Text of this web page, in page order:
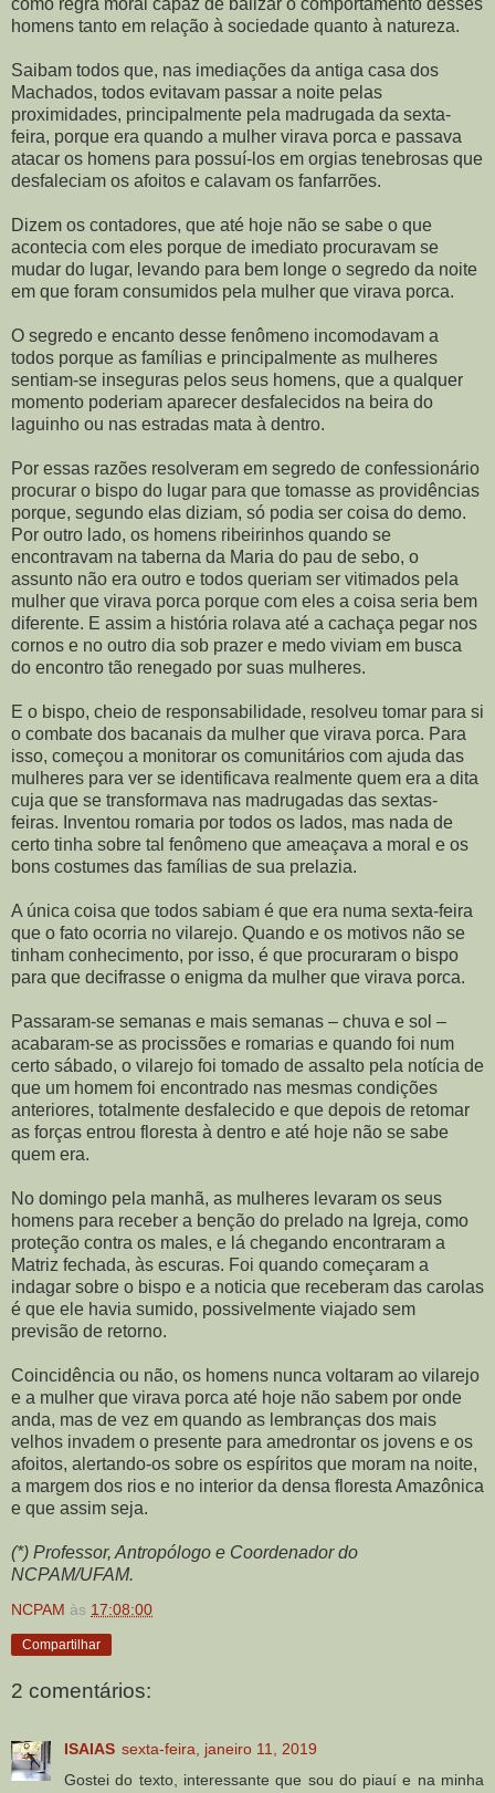
homens tanto em relação à sociedade quanto à natureza.
Saibam todos que, nas imediações da antiga casa dos
Machados, todos evitavam passar a noite pelas
proximidades, principalmente pela madrugada da sexta-
feira, porque era quando a mulher virava porca e passava
atacar os homens para possuí-los em orgias tenebrosas que
desfaleciam os afoitos e calavam os fanfarrões.
Dizem os contadores, que até hoje não se sabe o que
acontecia com eles porque de imediato procuravam se
mudar do lugar, levando para bem longe o segredo da noite
em que foram consumidos pela mulher que virava porca.
O segredo e encanto desse fenômeno incomodavam a
todos porque as famílias e principalmente as mulheres
sentiam-se inseguras pelos seus homens, que a qualquer
momento poderiam aparecer desfalecidos na beira do
laguinho ou nas estradas mata à dentro.
Por essas razões resolveram em segredo de confessionário
procurar o bispo do lugar para que tomasse as providências
porque, segundo elas diziam, só podia ser coisa do demo.
Por outro lado, os homens ribeirinhos quando se
encontravam na taberna da Maria do pau de sebo, o
assunto não era outro e todos queriam ser vitimados pela
mulher que virava porca porque com eles a coisa seria bem
diferente. E assim a história rolava até a cachaça pegar nos
cornos e no outro dia sob prazer e medo viviam em busca
do encontro tão renegado por suas mulheres.
E o bispo, cheio de responsabilidade, resolveu tomar para si
o combate dos bacanais da mulher que virava porca. Para
isso, começou a monitorar os comunitários com ajuda das
mulheres para ver se identificava realmente quem era a dita
cuja que se transformava nas madrugadas das sextas-
feiras. Inventou romaria por todos os lados, mas nada de
certo tinha sobre tal fenômeno que ameaçava a moral e os
bons costumes das famílias de sua prelazia.
A única coisa que todos sabiam é que era numa sexta-feira
que o fato ocorria no vilarejo. Quando e os motivos não se
tinham conhecimento, por isso, é que procuraram o bispo
para que decifrasse o enigma da mulher que virava porca.
Passaram-se semanas e mais semanas – chuva e sol –
acabaram-se as procissões e romarias e quando foi num
certo sábado, o vilarejo foi tomado de assalto pela notícia de
que um homem foi encontrado nas mesmas condições
anteriores, totalmente desfalecido e que depois de retomar
as forças entrou floresta à dentro e até hoje não se sabe
quem era.
No domingo pela manhã, as mulheres levaram os seus
homens para receber a benção do prelado na Igreja, como
proteção contra os males, e lá chegando encontraram a
Matriz fechada, às escuras. Foi quando começaram a
indagar sobre o bispo e a noticia que receberam das carolas
é que ele havia sumido, possivelmente viajado sem
previsão de retorno.
Coincidência ou não, os homens nunca voltaram ao vilarejo
e a mulher que virava porca até hoje não sabem por onde
anda, mas de vez em quando as lembranças dos mais
velhos invadem o presente para amedrontar os jovens e os
afoitos, alertando-os sobre os espíritos que moram na noite,
a margem dos rios e no interior da densa floresta Amazônica
e que assim seja.
(*) Professor, Antropólogo e Coordenador do
NCPAM/UFAM.
NCPAM às 17:08:00
Compartilhar
2 comentários:
ISAIAS sexta-feira, janeiro 11, 2019
Gostei do texto, interessante que sou do piauí e na minha